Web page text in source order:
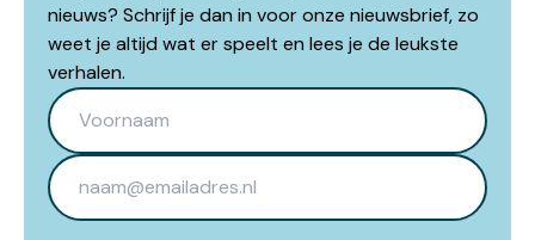
nieuws? Schrijf je dan in voor onze nieuwsbrief, zo
weet je altijd wat er speelt en lees je de leukste
verhalen.